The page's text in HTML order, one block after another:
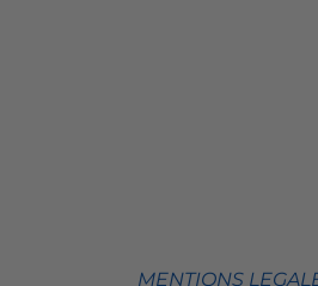
MENTIONS